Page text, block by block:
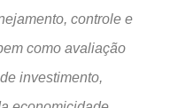
controle e
como avaliação
investimento,